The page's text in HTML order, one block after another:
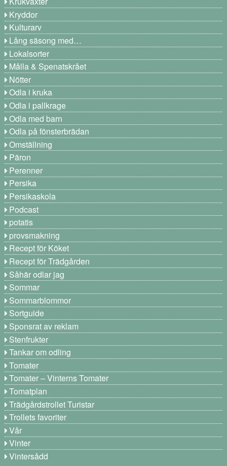
Kryddor
Kulturarv
Lång säsong med…
Lokalsorter
Målla & Spenatskrået
Nötter
Odla i kruka
Odla i pallkrage
Odla med barn
Odla på fönsterbrädan
Omställning
Päron
Perenner
Persika
Persikaskola
Podcast
potatis
provsmakning
Recept för Köket
Recept för Trädgården
Såhär odlar jag
Sommar
Sommarblommor
Sortguide
Sponsrat av reklam
Stenfrukter
Tankar om odling
Tomater
Tomater – Vinterns Tomater
Tomatplan
Trädgårdstrollet Turistar
Trollets favoriter
Vår
Vinter
Vintersådd